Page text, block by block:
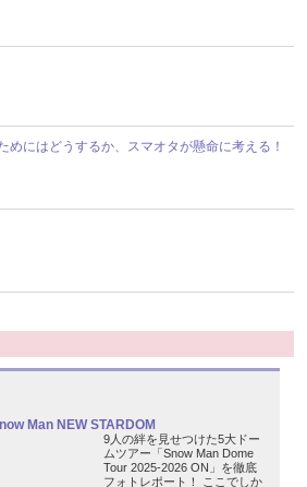
めにはどうするか、スマオタが懸命に考える！
Man NEW STARDOM
9人の絆を見せつけた5大ドー
ムツアー「Snow Man Dome
Tour 2025-2026 ON」を徹底
フォトレポート！ ここでしか